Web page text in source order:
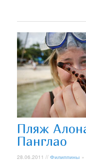
Пляж
Панглао
28.06.2011 //Филиппины »